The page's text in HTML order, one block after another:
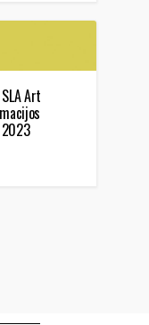
Art